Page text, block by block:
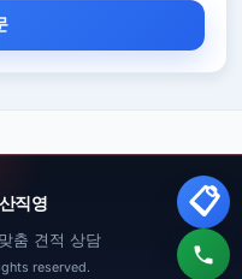
직영
춤 견적 상담
reserved.
📋